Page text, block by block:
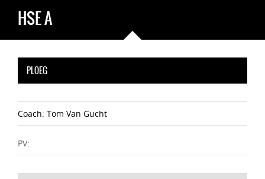
HSE A
PLOEG
Coach: Tom Van Gucht
PV: